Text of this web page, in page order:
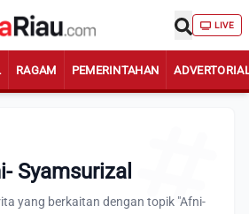
LIVE
RAGAM PEMERINTAHAN
Syamsurizal
yang berkaitan dengan topik "Afni-